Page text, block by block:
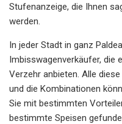
Stufenanzeige, die Ihnen
werden.
In jeder Stadt in ganz
Imbisswagenverkäufer, die
Verzehr anbieten. Alle
und die Kombinationen
Sie mit bestimmten
bestimmte Speisen